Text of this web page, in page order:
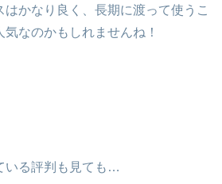
はかなり良く、長期に渡って使うこ
なのかもしれませんね！
いる評判も見ても…